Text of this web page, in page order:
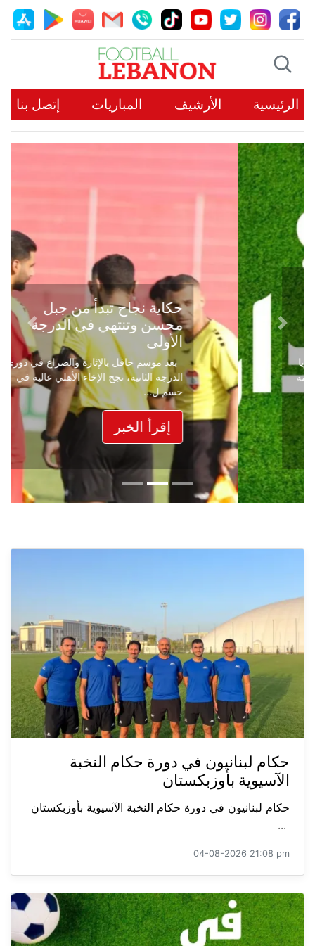
الرئيسية الأرشيف المباريات إتصل بنا
حكاية نجاح تبدأ من جبل
محسن وتنتهي في الدرجة
الأولى
بعد موسم حافل بالإثارة والصراع في دوري
الدرجة الثانية، نجح الإخاء الأهلي عاليه في
حسم ل...
إقرأ الخبر
Previous
Next
حكام لبنانيون في دورة حكام النخبة
الآسيوية بأوزبكستان
حكام لبنانيون في دورة حكام النخبة الآسيوية بأوزبكستان
...
04-08-2026 21:08 pm